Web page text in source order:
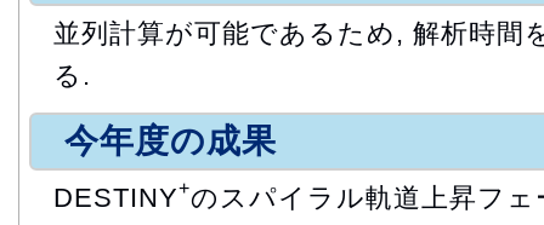
並列計算が可能であるため, 解析時間
る.
今年度の成果
DESTINY+のスパイラル軌道上昇フ